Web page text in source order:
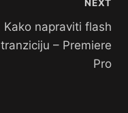
NEXT
Kako napraviti flash
tranziciju – Premiere
Pro